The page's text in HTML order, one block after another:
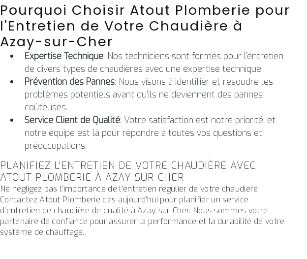
Pourquoi Choisir Atout Plomberie pour
l'Entretien de Votre Chaudière à
Azay-sur-Cher
Expertise Technique: Nos techniciens sont formés pour l'entretien
de divers types de chaudières avec une expertise technique.
Prévention des Pannes: Nous visons à identifier et résoudre les
problèmes potentiels avant qu'ils ne deviennent des pannes
coûteuses.
Service Client de Qualité: Votre satisfaction est notre priorité, et
notre équipe est là pour répondre à toutes vos questions et
préoccupations.
PLANIFIEZ L'ENTRETIEN DE VOTRE CHAUDIÈRE AVEC
ATOUT PLOMBERIE À AZAY-SUR-CHER
Ne négligez pas l'importance de l'entretien régulier de votre chaudière.
Contactez Atout Plomberie dès aujourd'hui pour planifier un service
d'entretien de chaudière de qualité à Azay-sur-Cher. Nous sommes votre
partenaire de confiance pour assurer la performance et la durabilité de votre
système de chauffage.